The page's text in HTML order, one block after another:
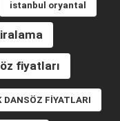
istanbul oryantal
fiyatları
DANSÖZ FİYATLARI